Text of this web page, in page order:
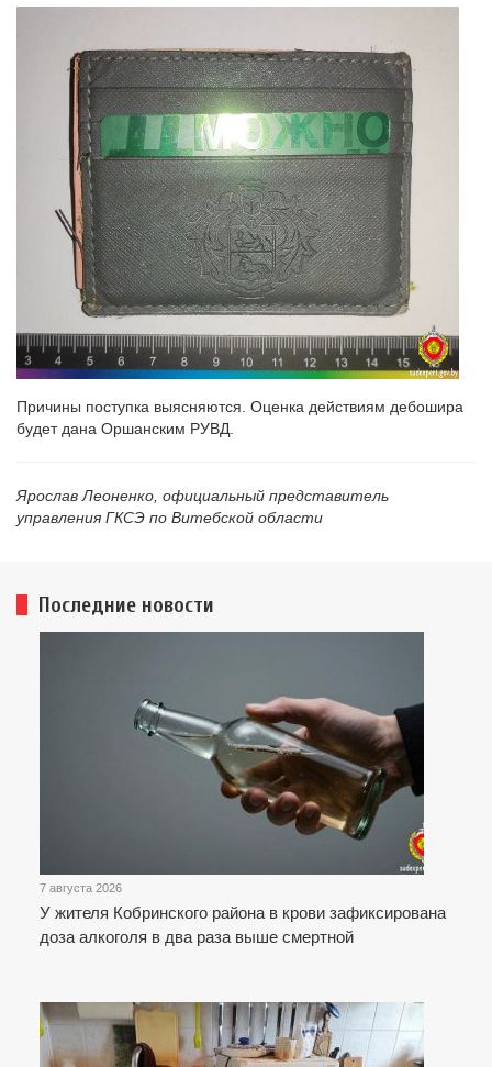
Причины поступка выясняются. Оценка действиям дебошира
будет дана Оршанским РУВД.
Ярослав Леоненко, официальный представитель
управления ГКСЭ по Витебской области
Последние новости
7 августа 2026
У жителя Кобринского района в крови зафиксирована
доза алкоголя в два раза выше смертной